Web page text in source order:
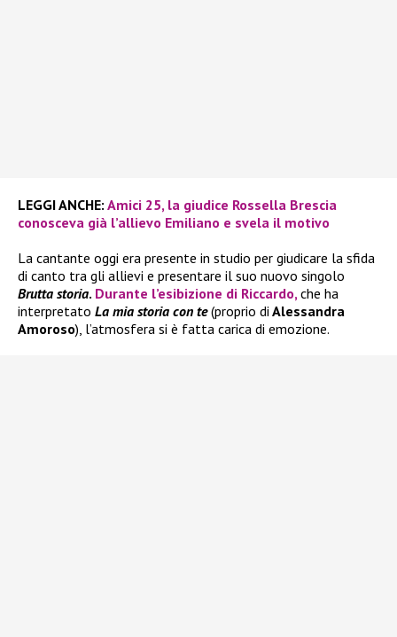
LEGGI ANCHE: Amici 25, la giudice Rossella Brescia
conosceva già l’allievo Emiliano e svela il motivo
La cantante oggi era presente in studio per giudicare la sfida
di canto tra gli allievi e presentare il suo nuovo singolo
Brutta storia. Durante l’esibizione di Riccardo,che ha
interpretato La mia storia con te(proprio di Alessandra
Amoroso), l’atmosfera si è fatta carica di emozione.